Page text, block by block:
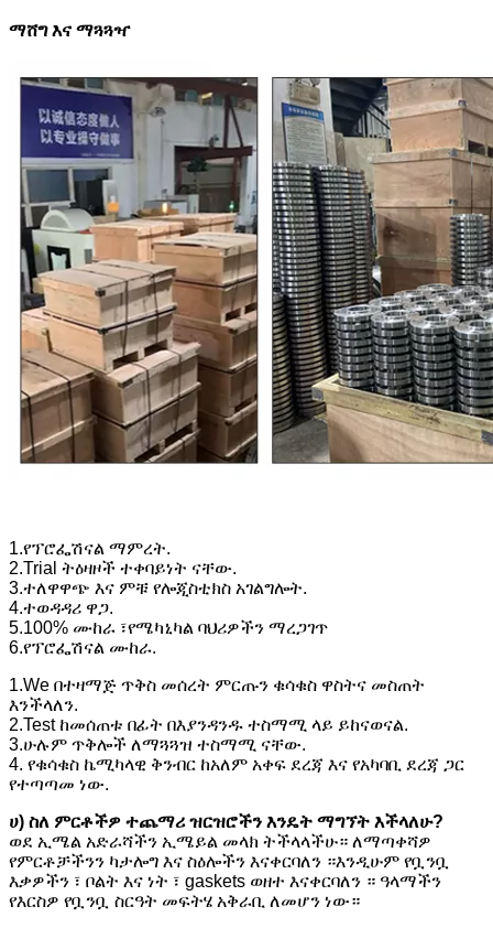
ማሸግ እና ማጓጓዣ
1.የፕሮፌሽናል ማምረት.
2.Trial ትዕዛዞች ተቀባይነት ናቸው.
3.ተለዋዋጭ እና ምቹ የሎጂስቲክስ አገልግሎት.
4.ተወዳዳሪ ዋጋ.
5.100% ሙከራ ፣የሜካኒካል ባህሪዎችን ማረጋገጥ
6.የፕሮፌሽናል ሙከራ.
1.We በተዛማጅ ጥቅስ መሰረት ምርጡን ቁሳቁስ ዋስትና መስጠት
እንችላለን.
2.Test ከመሰጠቱ በፊት በእያንዳንዱ ተስማሚ ላይ ይከናወናል.
3.ሁሉም ጥቅሎች ለማጓጓዝ ተስማሚ ናቸው.
4. የቁሳቁስ ኬሚካላዊ ቅንብር ከአለም አቀፍ ደረጃ እና የአካባቢ ደረጃ ጋር
የተጣጣመ ነው.
ሀ) ስለ ምርቶችዎ ተጨማሪ ዝርዝሮችን እንዴት ማግኘት እችላለሁ?
ወደ ኢሜል አድራሻችን ኢሜይል መላክ ትችላላችሁ። ለማጣቀሻዎ
የምርቶቻችንን ካታሎግ እና ስዕሎችን እናቀርባለን ።እንዲሁም የቧንቧ
እቃዎችን ፣ ቦልት እና ነት ፣ gaskets ወዘተ እናቀርባለን ። ዓላማችን
የእርስዎ የቧንቧ ስርዓት መፍትሄ አቅራቢ ለመሆን ነው።